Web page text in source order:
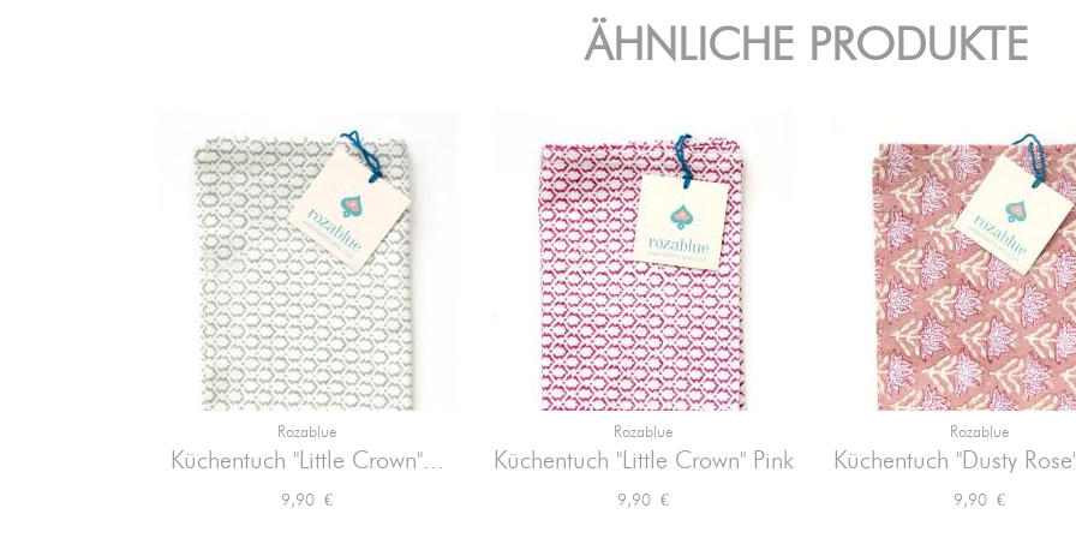
ÄHNLICHE PRODUKTE
Rozablue
Küchentuch "Little Crown"...
Preis
9,90 €
Vorschau
Rozablue
Küchentuch "Little Crown" Pink
Preis
9,90 €
Vorschau
Rozablue
Küchentuch "Dusty
Preis
9,90 €
 Vorschau